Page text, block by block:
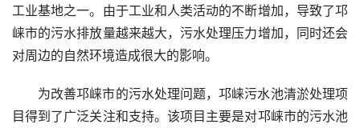
工业基地之一。由于工业和人类活动的不断增加，导致了邛
崃市的污水排放量越来越大，污水处理压力增加，同时还会
对周边的自然环境造成很大的影响。
为改善邛崃市的污水处理问题，邛崃污水池清淤处理项
目得到了广泛关注和支持。该项目主要是对邛崃市的污水池